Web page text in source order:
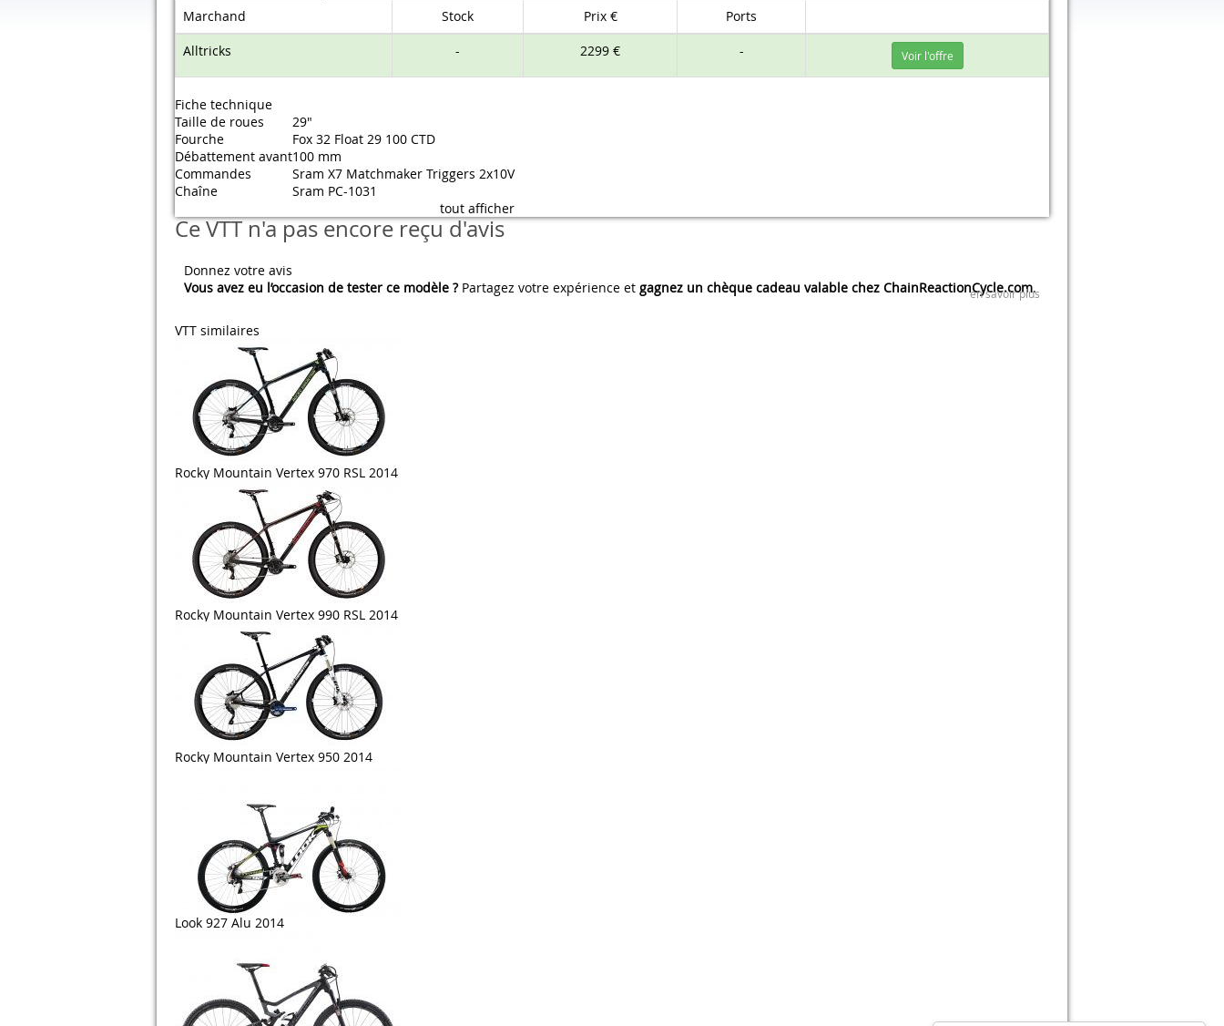
Marchand
Stock Prix €
Ports
Alltricks
- 2299 € - Voir l'offre
Fiche technique
Taille de roues
29"
Fourche
Fox 32 Float 29 100 CTD
Débattement avant100 mm
Commandes
Sram X7 Matchmaker Triggers 2x10V
Chaîne
Sram PC-1031
tout afficher
Ce VTT n'a pas encore reçu d'avis
Donnez votre avis
Vous avez eu l’occasion de tester ce modèle ?Partagez votre expérience et gagnez un chèque cadeau valable chez ChainReactionCycle.com.
en savoir plus
VTT similaires
Rocky Mountain Vertex 970 RSL 2014
Rocky Mountain Vertex 990 RSL 2014
Rocky Mountain Vertex 950 2014
Look 927 Alu 2014